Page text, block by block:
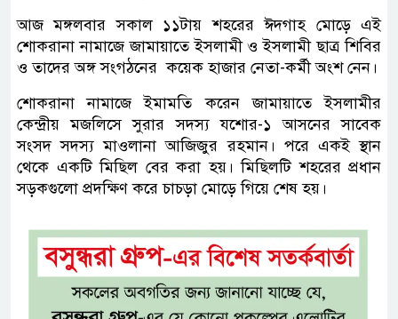
আজ মঙ্গলবার সকাল ১১টায় শহরের ঈদগাহ মোড়ে এই
শোকরানা নামাজে জামায়াতে ইসলামী ও ইসলামী ছাত্র শিবির
ও তাদের অঙ্গ সংগঠনের কয়েক হাজার নেতা-কর্মী অংশ নেন।
শোকরানা নামাজে ইমামতি করেন জামায়াতে ইসলামীর
কেন্দ্রীয় মজলিসে সুরার সদস্য যশোর-১ আসনের সাবেক
সংসদ সদস্য মাওলানা আজিজুর রহমান। পরে একই স্থান
থেকে একটি মিছিল বের করা হয়। মিছিলটি শহরের প্রধান
সড়কগুলো প্রদক্ষিণ করে চাচড়া মোড়ে গিয়ে শেষ হয়।